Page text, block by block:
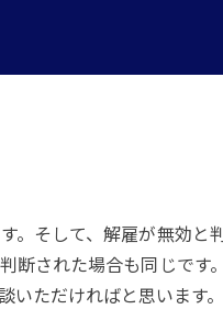
。そして、解雇が無効
された場合も同じです
ただければと思います。